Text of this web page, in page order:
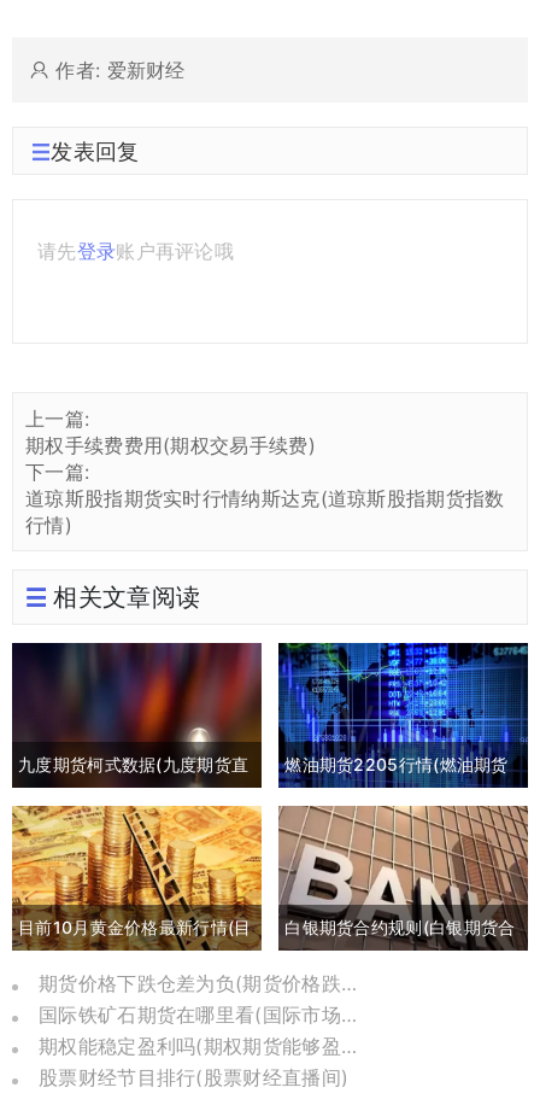
作者: 爱新财经
发表回复
请先登录账户再评论哦
上一篇:
期权手续费费用(期权交易手续费)
下一篇:
道琼斯股指期货实时行情纳斯达克(道琼斯股指期货指数
行情)
相关文章阅读
九度期货柯式数据(九度期货直
播间)
燃油期货2205行情(燃油期货
2105最新行情)
目前10月黄金价格最新行情(目
前10月黄金价格最新行情是多
少)
白银期货合约规则(白银期货合
约交割日期)
期货价格下跌仓差为负(期货价格跌到负数)
国际铁矿石期货在哪里看(国际市场铁矿石期货)
期权能稳定盈利吗(期权期货能够盈利的比例)
股票财经节目排行(股票财经直播间)